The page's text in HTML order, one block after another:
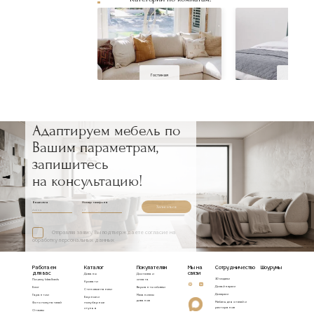
Гостиная
Адаптируем мебель по
Вашим параметрам,
запишитесь
на консультацию!
Ваше имя Номер телефона
Записаться
Отправляя заявку, Вы подтверждаете согласие на
обработку персональных данных
Работаем
для вас
Почему Idealbeds
Блог
Гарантии
Фото покупателей
Отзывы
Каталог
Диваны
Кровати
Стеновые панели
Барные и
полубарные
стулья
Покупателям
Доставка и
оплата
Варианты обивки
Механизмы
диванов
Мы на
связи
Сотрудничество
3D модели
Дизайнерам
Дилерам
Мебель для отелей и
ресторанов
Шоурумы